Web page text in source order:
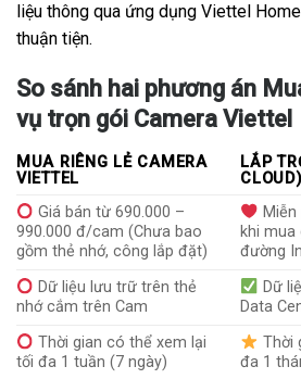
liệu thông qua ứng dụng Viettel
thuận tiện.
So sánh hai phương án
vụ trọn gói Camera Viettel
MUA RIÊNG LẺ CAMERA
VIETTEL
LẮP
Giá bán từ 690.000 –
990.000 đ/cam (Chưa bao
gồm thẻ nhớ, công lắp đặt)
khi
đường
Dữ liệu lưu trữ trên thẻ
nhớ cắm trên Cam
Dữ
Data
Thời gian có thể xem lại
tối đa 1 tuần (7 ngày)
Thời
đa 1